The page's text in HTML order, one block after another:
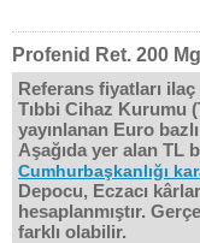
Profenid Ret. 200
Referans fiyatları
Tıbbi Cihaz Kurumu
yayınlanan Euro
Aşağıda yer alan TL
Cumhurbaşkanlığı
Depocu, Eczacı
hesaplanmıştır.
farklı olabilir.